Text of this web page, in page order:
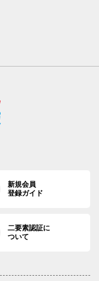
新規会員
登録ガイド
二要素認証に
ついて